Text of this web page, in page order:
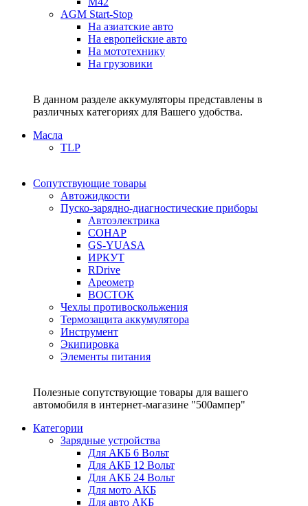
AGM Start-Stop
На азиатские авто
На европейские авто
На мототехнику
На грузовики
В данном разделе аккумуляторы представлены в
различных категориях для Вашего удобства.
Масла
TLP
Сопутствующие товары
Автожидкости
Пуско-зарядно-диагностические приборы
Автоэлектрика
СОНАР
GS-YUASA
ИРКУТ
RDrive
Ареометр
ВОСТОК
Чехлы противоскольжения
Термозащита аккумулятора
Инструмент
Экипировка
Элементы питания
Полезные сопутствующие товары для вашего
автомобиля в интернет-магазине "500ампер"
Категории
Зарядные устройства
Для АКБ 6 Вольт
Для АКБ 12 Вольт
Для АКБ 24 Вольт
Для мото АКБ
Для авто АКБ